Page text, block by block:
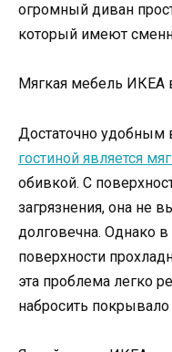
огромный диван
который имеют
Мягкая мебель ИКЕА
Достаточно удобным
гостиной является
обивкой. С
загрязнения, она не
долговечна. Однако
поверхности
эта проблема легко
набросить